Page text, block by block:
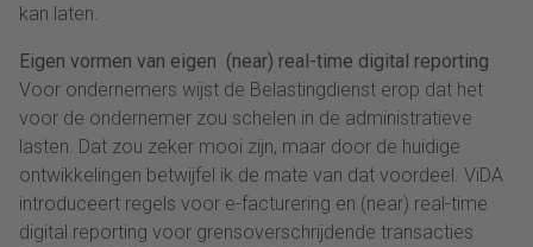
kan laten.
Eigen vormen van eigen (near) real-time digital reporting
Voor ondernemers wijst de Belastingdienst erop dat het
voor de ondernemer zou schelen in de administratieve
lasten. Dat zou zeker mooi zijn, maar door de huidige
ontwikkelingen betwijfel ik de mate van dat voordeel. ViDA
introduceert regels voor e-facturering en (near) real-time
digital reporting voor grensoverschrijdende transacties